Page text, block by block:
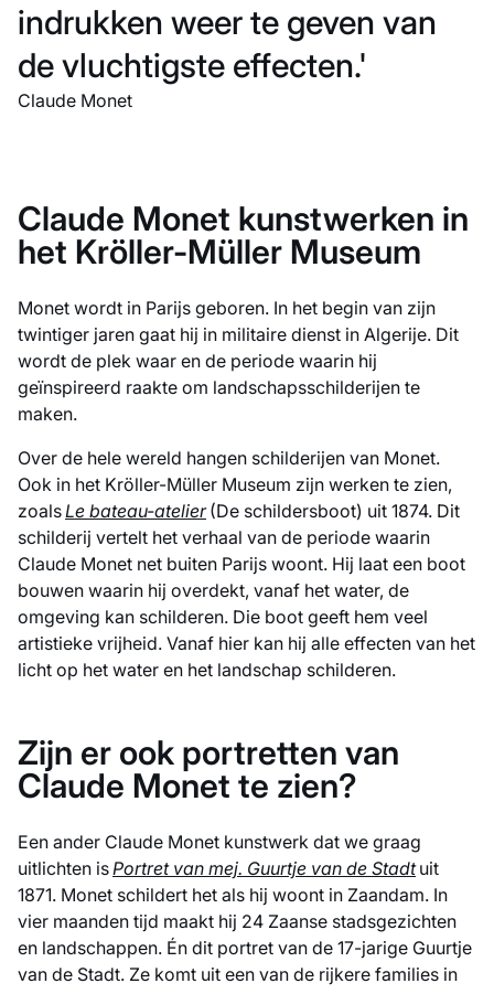
indrukken weer te geven van
de vluchtigste effecten.'
Claude Monet
Claude Monet kunstwerken in
het Kröller-Müller Museum
Monet wordt in Parijs geboren. In het begin van zijn
twintiger jaren gaat hij in militaire dienst in Algerije. Dit
wordt de plek waar en de periode waarin hij
geïnspireerd raakte om landschapsschilderijen te
maken.
Over de hele wereld hangen schilderijen van Monet.
Ook in het Kröller-Müller Museum zijn werken te zien,
zoalsLe bateau-atelier(De schildersboot) uit 1874. Dit
schilderij vertelt het verhaal van de periode waarin
Claude Monet net buiten Parijs woont. Hij laat een boot
bouwen waarin hij overdekt, vanaf het water, de
omgeving kan schilderen. Die boot geeft hem veel
artistieke vrijheid. Vanaf hier kan hij alle effecten van het
licht op het water en het landschap schilderen.
Zijn er ook portretten van
Claude Monet te zien?
Een ander Claude Monet kunstwerk dat we graag
uitlichten isPortret van mej. Guurtje van de Stadtuit
1871. Monet schildert het als hij woont in Zaandam. In
vier maanden tijd maakt hij 24 Zaanse stadsgezichten
en landschappen. Én dit portret van de 17-jarige Guurtje
van de Stadt. Ze komt uit een van de rijkere families in